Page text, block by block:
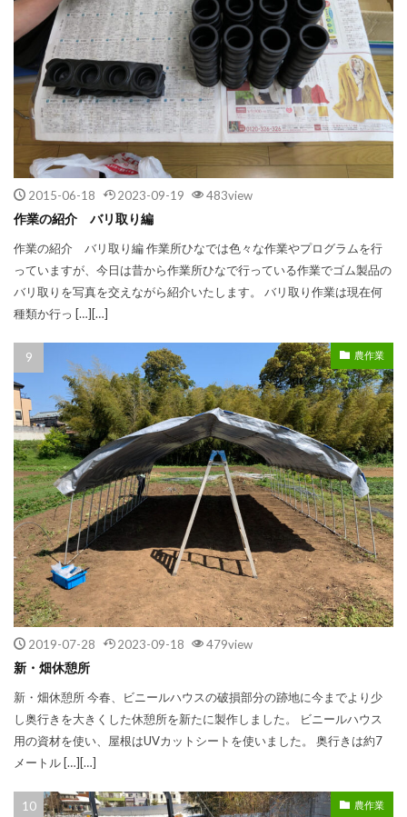
2015-06-18 2023-09-19 483view
作業の紹介 バリ取り編
作業の紹介 バリ取り編 作業所ひなでは色々な作業やプログラムを行
っていますが、今日は昔から作業所ひなで行っている作業でゴム製品の
バリ取りを写真を交えながら紹介いたします。 バリ取り作業は現在何
種類か行っ […][…]
農作業
2019-07-28 2023-09-18 479view
新・畑休憩所
新・畑休憩所 今春、ビニールハウスの破損部分の跡地に今までより少
し奥行きを大きくした休憩所を新たに製作しました。 ビニールハウス
用の資材を使い、屋根はUVカットシートを使いました。 奥行きは約7
メートル […][…]
農作業